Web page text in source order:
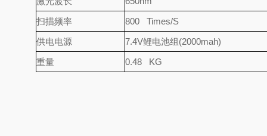
扫描频率
800 Times/S
供电电源
7.4V鲤电池组(2000mah)
重量
0.48 KG